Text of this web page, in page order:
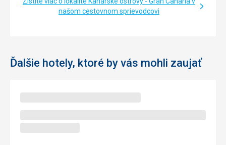
našom cestovnom sprievodcovi
Ďalšie hotely, ktoré by vás mohli zaujať